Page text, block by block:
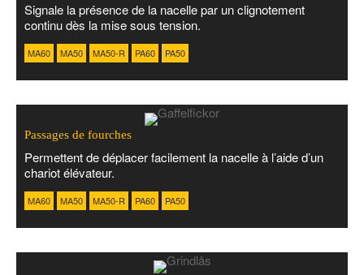
Signale la présence de la nacelle par un clignotement
continu dès la mise sous tension.
MA60 MA50 MA50-R PA60 PA50
Passages de fourches
Permettent de déplacer facilement la nacelle à l’aide d’un
chariot élévateur.
MA60 MA50 MA50-R PA60 PA50